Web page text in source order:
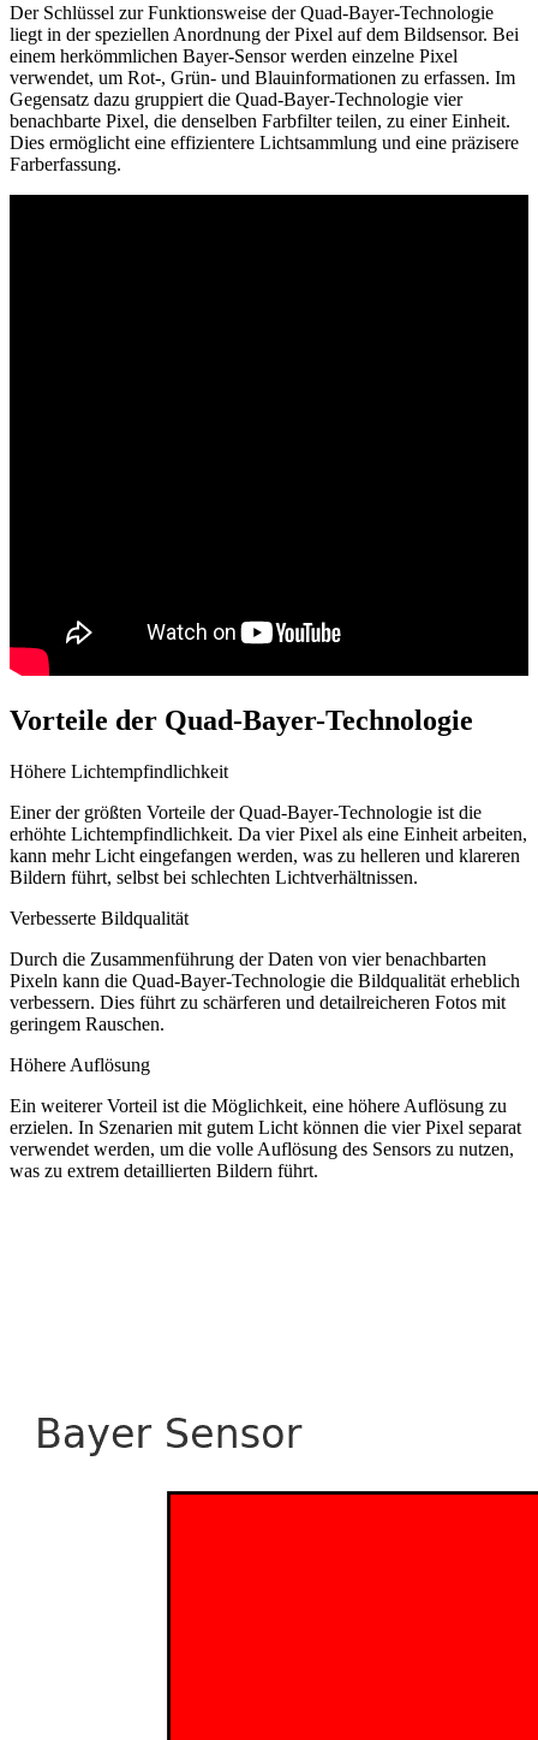
Der Schlüssel zur Funktionsweise der Quad-Bayer-Technologie
liegt in der speziellen Anordnung der Pixel auf dem Bildsensor. Bei
einem herkömmlichen Bayer-Sensor werden einzelne Pixel
verwendet, um Rot-, Grün- und Blauinformationen zu erfassen. Im
Gegensatz dazu gruppiert die Quad-Bayer-Technologie vier
benachbarte Pixel, die denselben Farbfilter teilen, zu einer Einheit.
Dies ermöglicht eine effizientere Lichtsammlung und eine präzisere
Farberfassung.
Vorteile der Quad-Bayer-Technologie
Höhere Lichtempfindlichkeit
Einer der größten Vorteile der Quad-Bayer-Technologie ist die
erhöhte Lichtempfindlichkeit. Da vier Pixel als eine Einheit arbeiten,
kann mehr Licht eingefangen werden, was zu helleren und klareren
Bildern führt, selbst bei schlechten Lichtverhältnissen.
Verbesserte Bildqualität
Durch die Zusammenführung der Daten von vier benachbarten
Pixeln kann die Quad-Bayer-Technologie die Bildqualität erheblich
verbessern. Dies führt zu schärferen und detailreicheren Fotos mit
geringem Rauschen.
Höhere Auflösung
Ein weiterer Vorteil ist die Möglichkeit, eine höhere Auflösung zu
erzielen. In Szenarien mit gutem Licht können die vier Pixel separat
verwendet werden, um die volle Auflösung des Sensors zu nutzen,
was zu extrem detaillierten Bildern führt.